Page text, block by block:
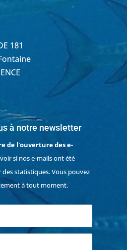
181
à notre newsletter
de l'ouverture des e-
si nos e-mails ont été
statistiques. Vous pouvez
à tout moment.